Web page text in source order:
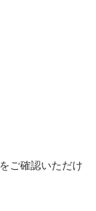
ご確認いただけ